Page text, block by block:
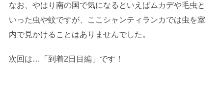
なお、やはり南の国で気になるといえばムカデや毛虫と
いった虫や蚊ですが、ここシャンティランカでは虫を室
内で見かけることはありませんでした。
次回は…「到着2日目編」です！